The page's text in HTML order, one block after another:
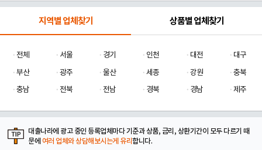
지역별 업체찾기 상품별 업체찾기
전체 서울 경기 인천 대전
대구
부산
광주 울산 세종 강원
충북
충남
전북 전남 경북 경남 제주
대출나라에 광고 중인 등록업체마다 기준과 상품, 금리, 상환기간이 모두 다르기 때
문에 여러 업체와 상담해보시는게 유리합니다.